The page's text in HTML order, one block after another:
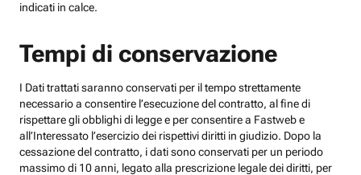
indicati in calce.
Tempi di conservazione
I Dati trattati saranno conservati per il tempo strettamente
necessario a consentire l’esecuzione del contratto, al fine di
rispettare gli obblighi di legge e per consentire a Fastweb e
all’Interessato l’esercizio dei rispettivi diritti in giudizio. Dopo la
cessazione del contratto, i dati sono conservati per un periodo
massimo di 10 anni, legato alla prescrizione legale dei diritti, per